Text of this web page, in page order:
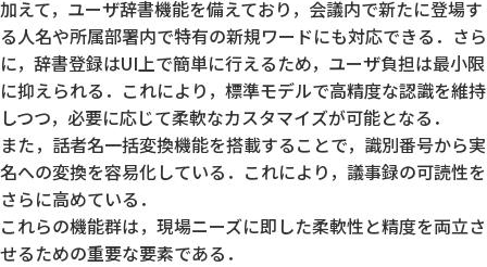
加えて，ユーザ辞書機能を備えており，会議内で新たに登場す
る人名や所属部署内で特有の新規ワードにも対応できる．さら
に，辞書登録はUI上で簡単に行えるため，ユーザ負担は最小限
に抑えられる．これにより，標準モデルで高精度な認識を維持
しつつ，必要に応じて柔軟なカスタマイズが可能となる．
また，話者名一括変換機能を搭載することで，識別番号から実
名への変換を容易化している．これにより，議事録の可読性を
さらに高めている．
これらの機能群は，現場ニーズに即した柔軟性と精度を両立さ
せるための重要な要素である．